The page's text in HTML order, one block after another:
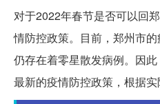
对于2022年春节是否可以回
情防控政策。目前，郑州市
仍存在着零星散发病例。因
最新的疫情防控政策，根据实